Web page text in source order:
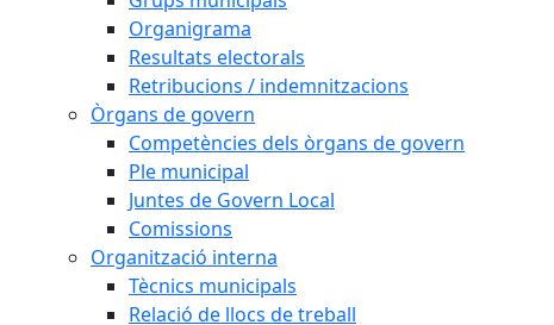
Organigrama
Resultats electorals
Retribucions / indemnitzacions
Òrgans de govern
Competències dels òrgans de govern
Ple municipal
Juntes de Govern Local
Comissions
Organització interna
Tècnics municipals
Relació de llocs de treball